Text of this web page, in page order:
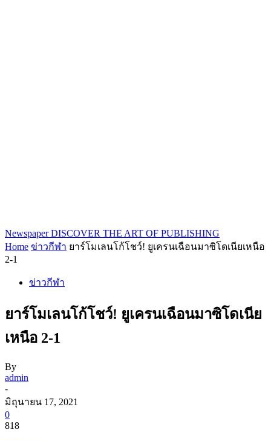
Newspaper DISCOVER THE ART OF PUBLISHING
Home ข่าวกีฬา ยาร์โมเลนโก้โชว์! ยูเครนเฉือนมาซิโดเนียเหนือ
2-1
ข่าวกีฬา
ยาร์โมเลนโก้โชว์! ยูเครนเฉือนมาซิโดเนีย
เหนือ 2-1
By
admin
-
มิถุนายน 17, 2021
0
818